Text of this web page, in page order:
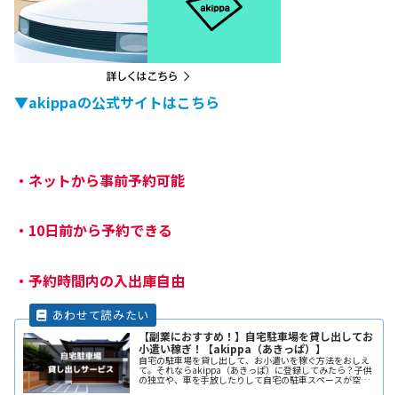
▼akippaの公式サイトはこちら
・ ネットから事前予約可能
・ 10日前から予約できる
・ 予約時間内の入出庫自由
【副業におすすめ！】自宅駐車場を貸し出してお
小遣い稼ぎ！【akippa（あきっぱ）】
自宅の駐車場を貸し出して、お小遣いを稼ぐ方法をおしえ
て。それならakippa（あきっぱ）に登録してみたら？子供
の独立や、車を手放したりして自宅の駐車スペースが空い